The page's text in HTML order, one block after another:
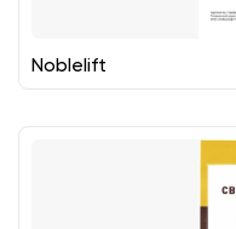
Noblelift